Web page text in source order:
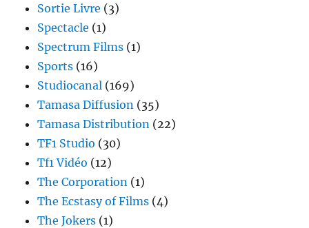
Sortie Livre (3)
Spectacle (1)
Spectrum Films (1)
Sports (16)
Studiocanal (169)
Tamasa Diffusion (35)
Tamasa Distribution (22)
TF1 Studio (30)
Tf1 Vidéo (12)
The Corporation (1)
The Ecstasy of Films (4)
The Jokers (1)